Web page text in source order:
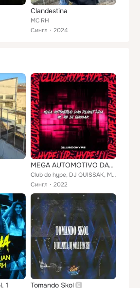
Clandestina
MC RH
Сингл
2024
MEGA AUTOMOTIVO DAS PLANETÁRIA
Club do hype, DJ QUISSAK, MC RH
Сингл
2022
1 Tomando Skol